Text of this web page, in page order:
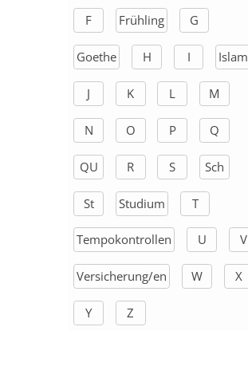
h
F Frühling G
Goethe H I Islam
J K L M
N O P Q
QU R S Sch
St Studium T
Tempokontrollen U V
Versicherung/en W X
Y Z